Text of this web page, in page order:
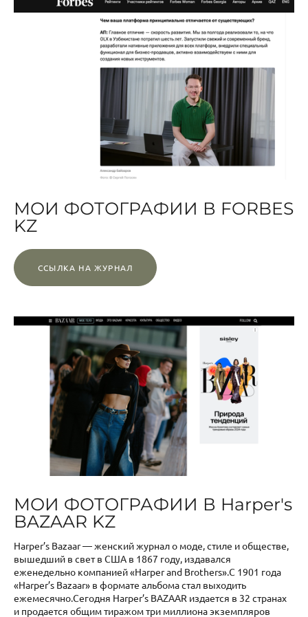
МОИ ФОТОГРАФИИ В FORBES
KZ
ССЫЛКА НА ЖУРНАЛ
МОИ ФОТОГРАФИИ В Harper's
BAZAAR KZ
Harper’s Bazaar — женский журнал о моде, стиле и обществе,
вышедший в свет в США в 1867 году, издавался
еженедельно компанией «Harper and Brothers».С 1901 года
«Harper’s Bazaar» в формате альбома стал выходить
ежемесячно.Сегодня Harper’s BAZAAR издается в 32 странах
и продается общим тиражом три миллиона экземпляров